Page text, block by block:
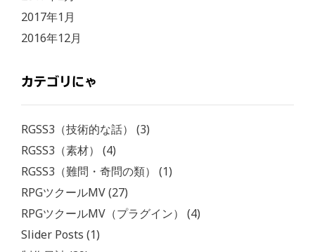
2017年1月
2016年12月
カテゴリにゃ
RGSS3（技術的な話）
(3)
RGSS3（素材）
(4)
RGSS3（難問・奇問の類）
(1)
RPGツクールMV(27)
RPGツクールMV（プラグイン）
(4)
Slider Posts (1)